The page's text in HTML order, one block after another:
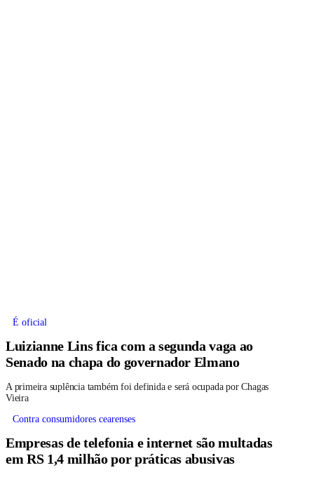
É oficial
Luizianne Lins fica com a segunda vaga ao
Senado na chapa do governador Elmano
A primeira suplência também foi definida e será ocupada por Chagas
Vieira
Contra consumidores cearenses
Empresas de telefonia e internet são multadas
em RS 1,4 milhão por práticas abusivas